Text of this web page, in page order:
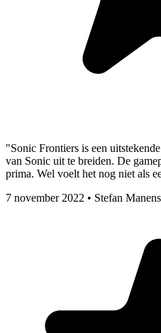
"Sonic Frontiers is een
van Sonic uit te breiden. De
prima. Wel voelt het nog niet als
7 november 2022 • Stefan